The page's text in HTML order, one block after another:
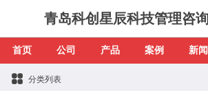
青岛科创星辰科技管理咨
首页 公司 产品 案例 新闻
分类列表